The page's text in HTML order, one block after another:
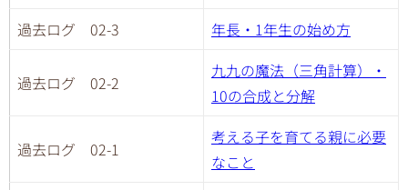
過去ログ 02-3
年長・1年生の始め方
過去ログ 02-2
九九の魔法（三角計算）・
10の合成と分解
過去ログ 02-1
考える子を育てる親に必要
なこと